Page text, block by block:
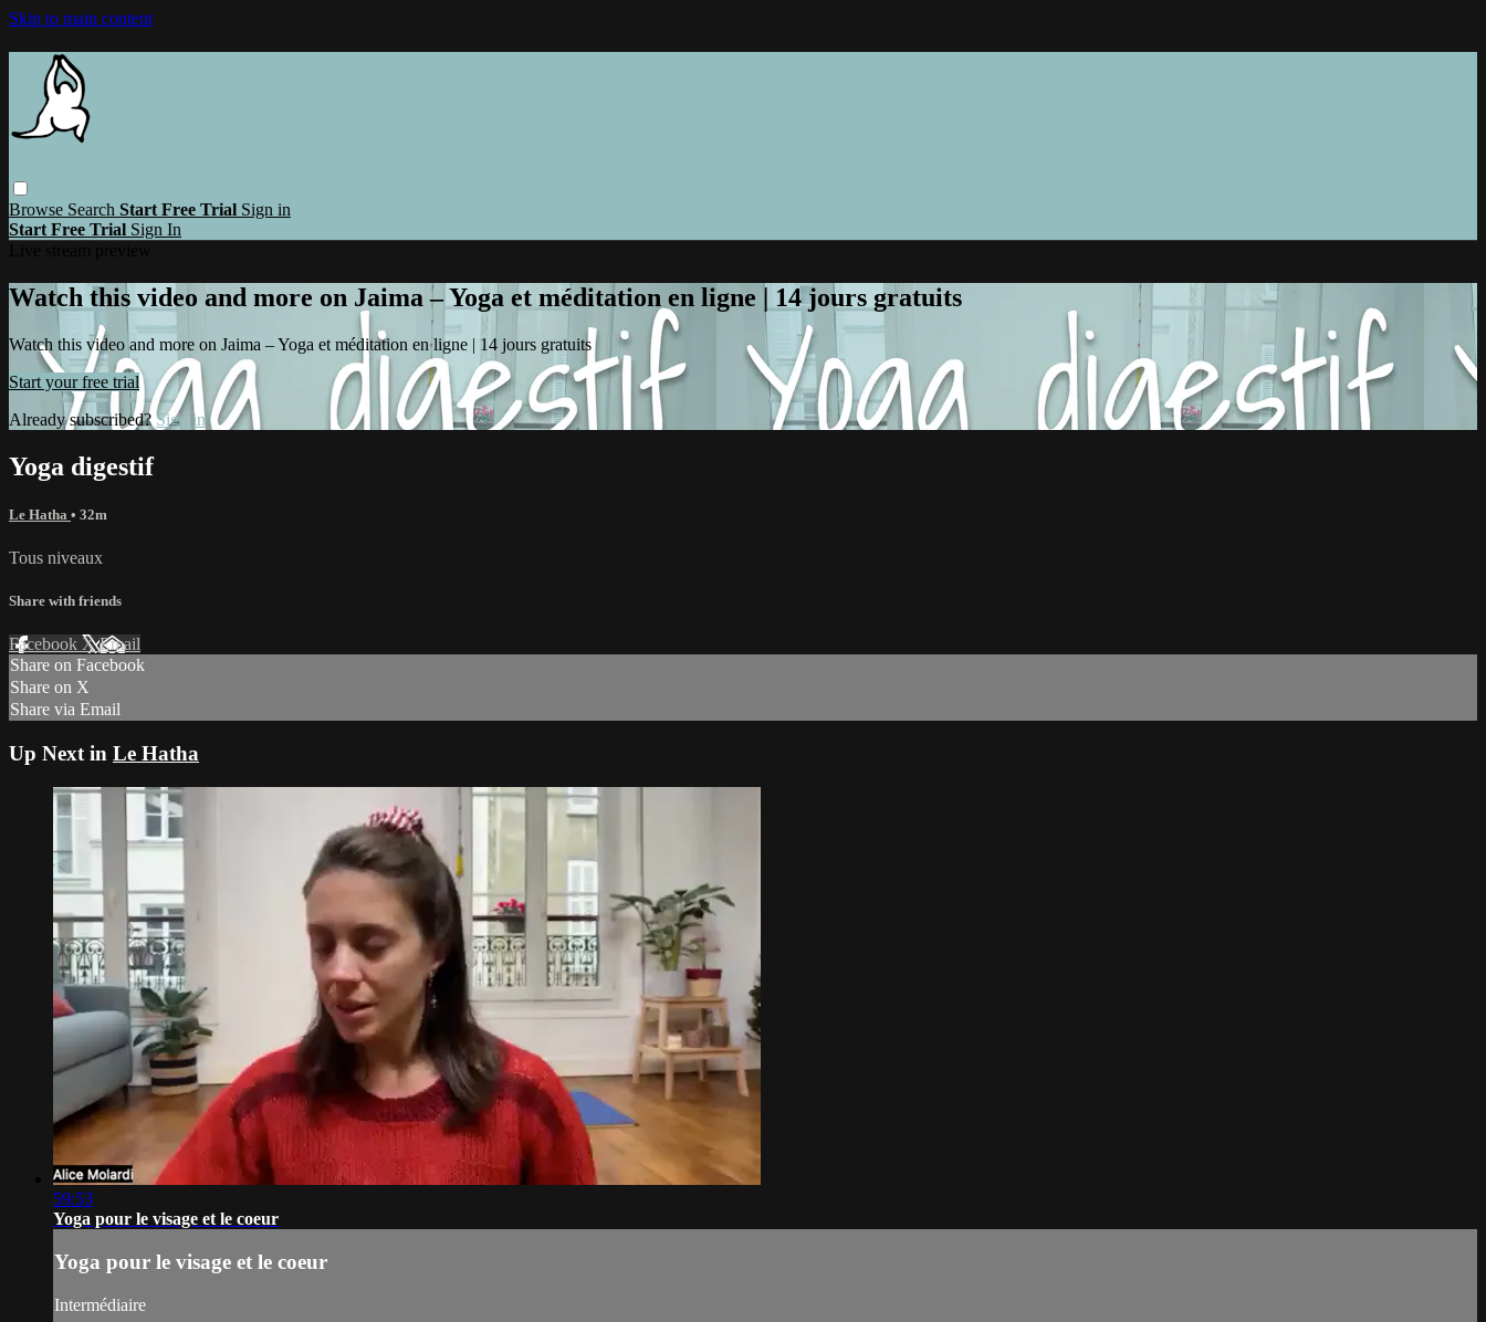
Skip to main content
Browse Search Start Free Trial Sign in
Start Free Trial Sign In
Watch this video and more on Jaima – Yoga et méditation en ligne | 14 jours gratuits
Watch this video and more on Jaima – Yoga et méditation en ligne | 14 jours gratuits
Start your free trial
Already subscribed? Sign in
Yoga digestif
Le Hatha • 32m
Tous niveaux
Share with friends
Facebook XEmail
Share on Facebook
Share on X
Share via Email
Up Next in Le Hatha
59:53
Yoga pour le visage et le coeur
Yoga pour le visage et le coeur
Intermédiaire